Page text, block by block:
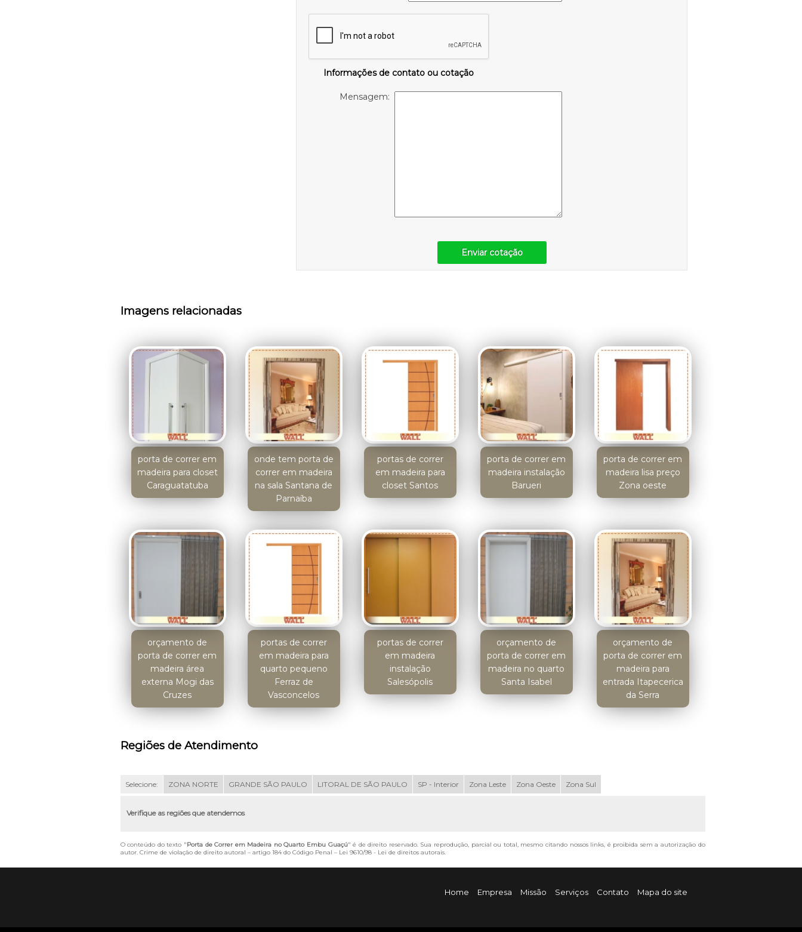
Informações de contato ou cotação
Mensagem:
Enviar cotação
Imagens relacionadas
porta de correr em
madeira para closet
Caraguatatuba
onde tem porta de
correr em madeira
na sala Santana de
Parnaíba
portas de correr
em madeira para
closet Santos
porta de correr em
madeira instalação
Barueri
porta de correr em
madeira lisa preço
Zona oeste
orçamento de
porta de correr em
madeira área
externa Mogi das
Cruzes
portas de correr
em madeira para
quarto pequeno
Ferraz de
Vasconcelos
portas de correr
em madeira
instalação
Salesópolis
orçamento de
porta de correr em
madeira no quarto
Santa Isabel
orçamento de
porta de correr em
madeira para
entrada Itapecerica
da Serra
Regiões de Atendimento
Selecione: ZONA NORTE GRANDE SÃO PAULO LITORAL DE SÃO PAULO SP - Interior Zona Leste Zona Oeste Zona Sul
Verifique as regiões que atendemos
O conteúdo do texto "Porta de Correr em Madeira no Quarto Embu Guaçú" é de direito reservado. Sua reprodução, parcial ou total, mesmo citando nossos links, é proibida sem a autorização do
autor. Crime de violação de direito autoral – artigo 184 do Código Penal – Lei 9610/98 - Lei de direitos autorais.
Home Empresa Missão Serviços Contato Mapa do site